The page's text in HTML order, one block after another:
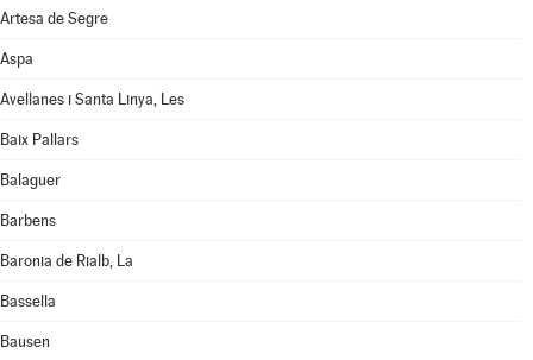
Artesa de Segre
Aspa
Avellanes i Santa Linya, Les
Baix Pallars
Balaguer
Barbens
Baronia de Rialb, La
Bassella
Bausen